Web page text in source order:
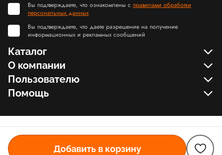
Добавить в корзину
Вы подтверждаете, что ознакомлены с правилами обработки
персональных данных
Вы подтверждаете, что даете разрешение на получение
информационных и рекламных сообщений
Каталог
О компании
Пользователю
Помощь